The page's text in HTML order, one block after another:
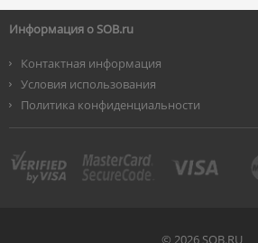
Информация о SOB.ru
Контактная информация
Условия использования
Политика конфиденциальности
© 2026 SOB.RU